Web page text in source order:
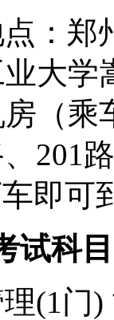
：郑
大学
（乘
201
即可
试科目
(1门)